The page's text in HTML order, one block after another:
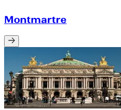
Montmartre